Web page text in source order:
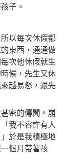
子。
以每次休假都
東西，通通做
次他休假就生
候，先生又休
越易怒，跟先
密的傳聞。崩
我不容許有人
於是我積極地
個月帶著孩